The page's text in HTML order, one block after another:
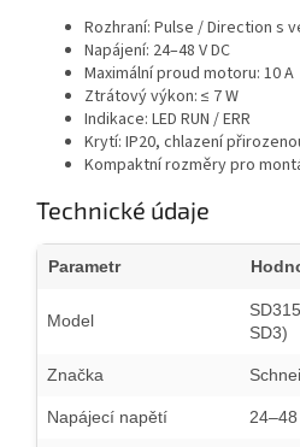
Rozhraní: Pulse / Direction s
Napájení: 24–48 V DC
Maximální proud motoru: 10 A
Ztrátový výkon: ≤ 7 W
Indikace: LED RUN / ERR
Krytí: IP20, chlazení
Kompaktní rozměry pro
Technické údaje
Parametr
Model
SD3)
Značka
Napájecí napětí